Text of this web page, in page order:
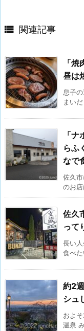
 関連記事
「
昼は
息子
まい
「
らふ
なで
佐久
のお
佐久
って
長い
食べ
約2
シュ
およ
温泉